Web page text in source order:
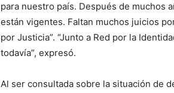
para nuestro país. Después de muchos
están vigentes. Faltan muchos juicios
por Justicia”. “Junto a Red por la
todavía”, expresó.
Al ser consultada sobre la situación de